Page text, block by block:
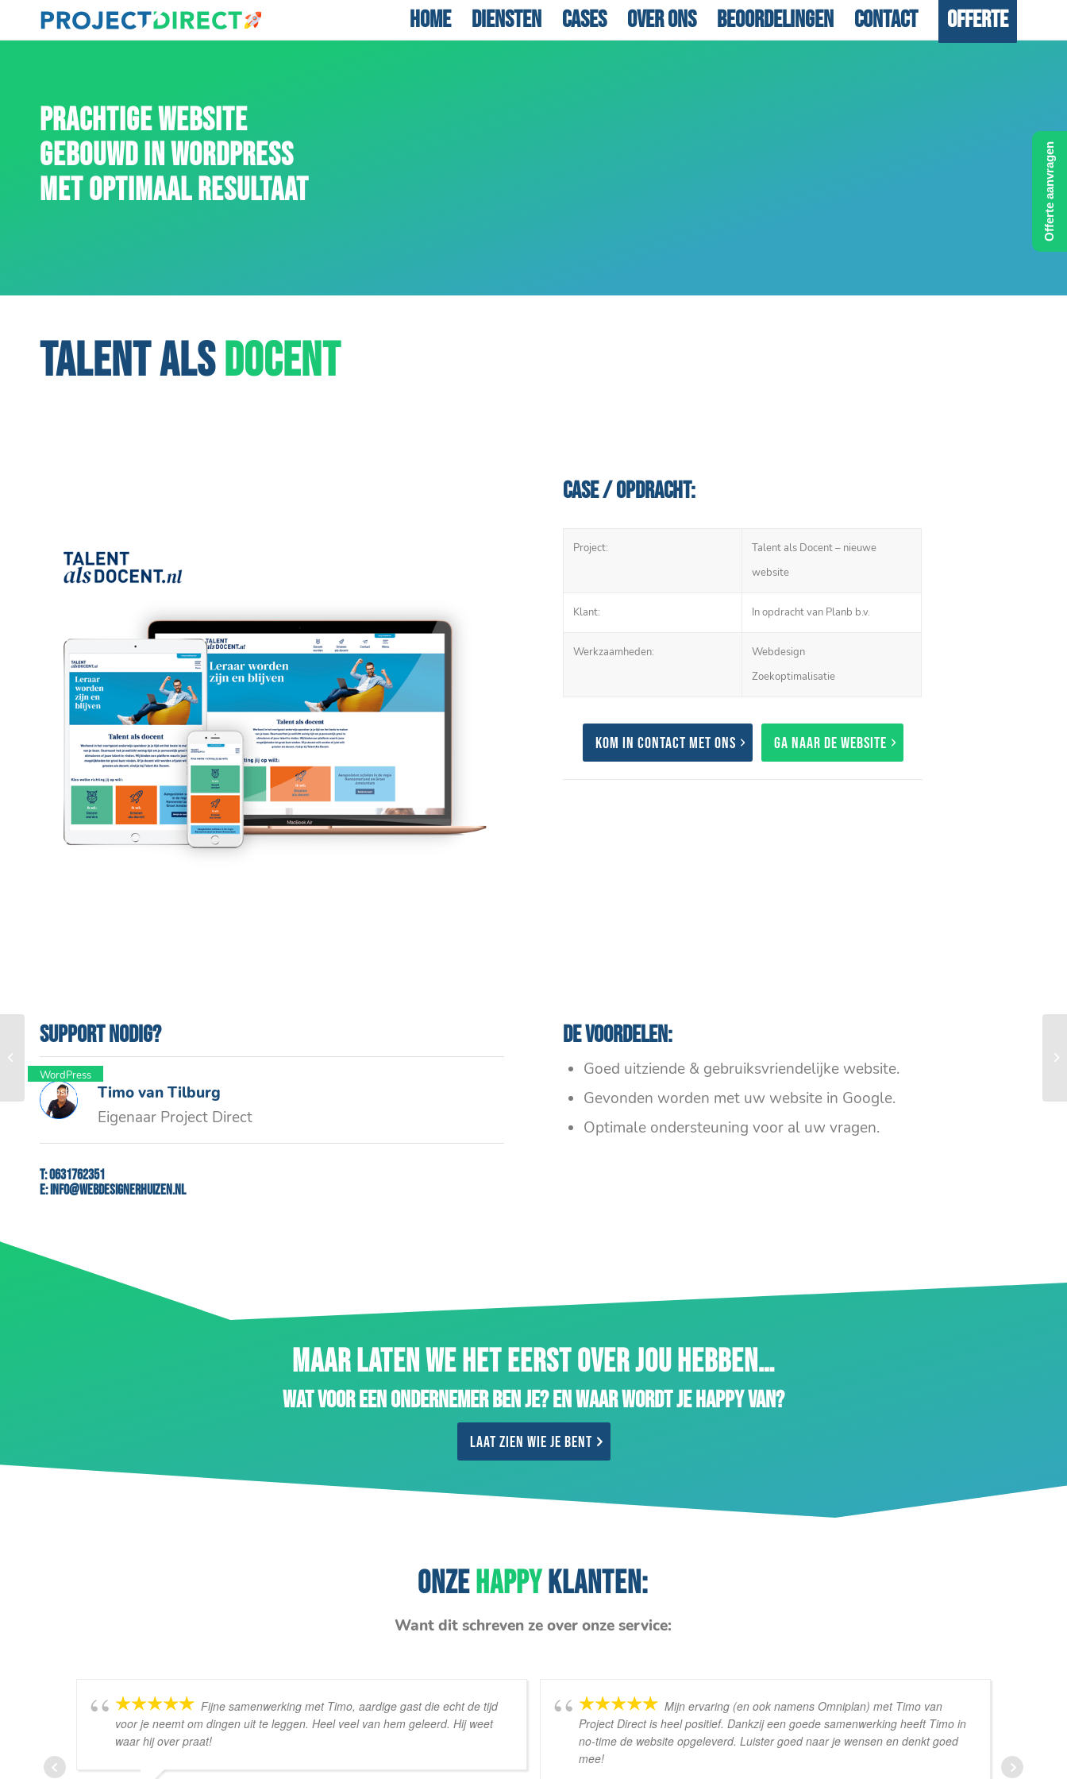
Home Diensten Cases Over ons Beoordelingen Contact Offerte
PRACHTIGE WEBSITE
GEBOUWD IN WORDPRESS
MET OPTIMAAL RESULTAAT
TALENT ALSDOCENT
Case / Opdracht:
Project:
Talent als Docent – nieuwe
website
Klant: In opdracht van Planb b.v.
Werkzaamheden:
Webdesign
Zoekoptimalisatie
Kom in contact met ons Ga naar de website
Support nodig?
Timo van Tilburg
Eigenaar Project Direct
T:0631762351
E:info@webdesignerhuizen.nl
De voordelen:
Goed uitziende & gebruiksvriendelijke website.
Gevonden worden met uw website in Google.
Optimale ondersteuning voor al uw vragen.
MAAR LATEN WE HET EERST OVER JOU HEBBEN…
Wat voor een ondernemer ben je? En waar wordt je happy van?
Laat zien wie je bent
ONZEHAPPYKLANTEN:
Want dit schreven ze over onze service:
Fijne samenwerking met Timo, aardige gast die echt de tijd
voor je neemt om dingen uit te leggen. Heel veel van hem geleerd. Hij weet
waar hij over praat!
Mijn ervaring (en ook namens Omniplan) met Timo van
Project Direct is heel positief. Dankzij een goede samenwerking heeft Timo in
no-time de website opgeleverd. Luister goed naar je wensen en denkt goed
mee!
Whatselectric
WordPress
webshop
Offerte aanvragen